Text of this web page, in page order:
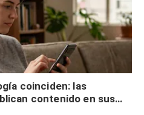
coinciden: las
contenido en sus
buscar validación